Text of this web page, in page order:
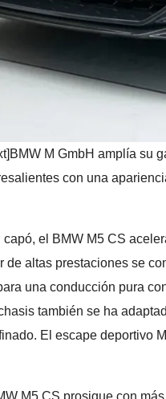
M GmbH amplía
con una
el BMW M5 CS
de altas prestaciones se
una conducción pura
también se ha
El escape deportivo